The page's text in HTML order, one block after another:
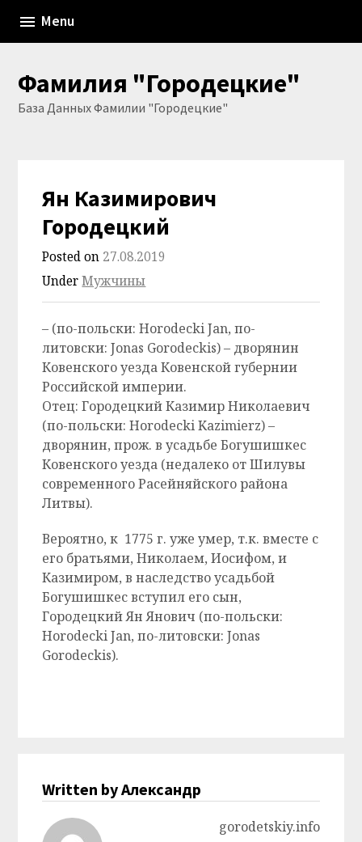
content
Menu
Фамилия "Городецкие"
База Данных Фамилии "Городецкие"
Ян Казимирович
Городецкий
Posted on 27.08.2019
UnderМужчины
– (по-польски: Horodecki Jan, по-
литовски: Jonas Gorodeckis) – дворянин
Ковенского уезда Ковенской губернии
Российской империи.
Отец: Городецкий Казимир Николаевич
(по-польски: Horodecki Kazimierz) –
дворянин, прож. в усадьбе Богушишкес
Ковенского уезда (недалеко от Шилувы
современного Расейняйского района
Литвы).
Вероятно, к 1775 г. уже умер, т.к. вместе с
его братьями, Николаем, Иосифом, и
Казимиром, в наследство усадьбой
Богушишкес вступил его сын,
Городецкий Ян Янович (по-польски:
Horodecki Jan, по-литовски: Jonas
Gorodeckis).
Written by Александр
gorodetskiy.info